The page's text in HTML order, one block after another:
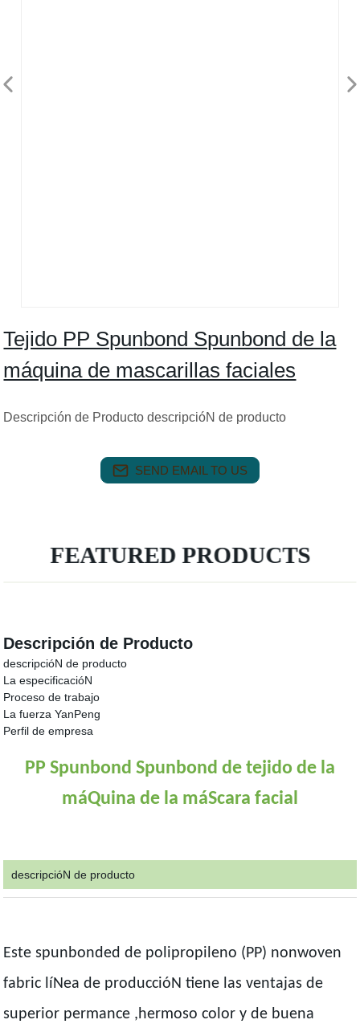
Tejido PP Spunbond Spunbond de la
máquina de mascarillas faciales
Descripción de Producto descripcióN de producto
SEND EMAIL TO US
FEATURED PRODUCTS
Descripción de Producto
descripcióN de producto
La especificacióN
Proceso de trabajo
La fuerza YanPeng
Perfil de empresa
PP Spunbond Spunbond de tejido de la
máQuina de la máScara facial
descripcióN de producto
Este spunbonded de polipropileno (PP) nonwoven
fabric líNea de produccióN tiene las ventajas de
superior permance ,hermoso color y de buena